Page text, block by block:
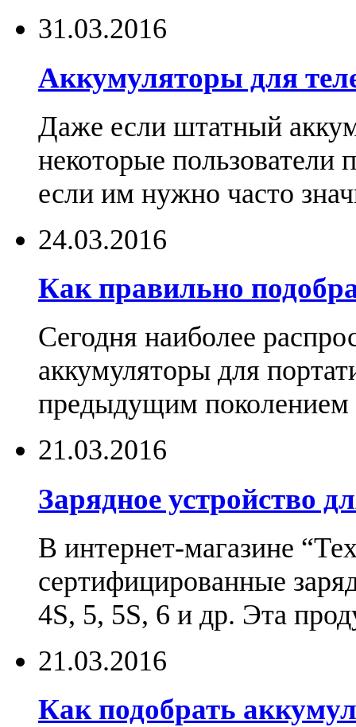
31.03.2016
Аккумуляторы для
Даже если штатный
некоторые пользователи
если им нужно часто
24.03.2016
Как правильно
Сегодня наиболее
аккумуляторы для
предыдущим поколением
21.03.2016
Зарядное устройство
В интернет-магазине
сертифицированные
4S, 5, 5S, 6 и др. Эта
21.03.2016
Как подобрать